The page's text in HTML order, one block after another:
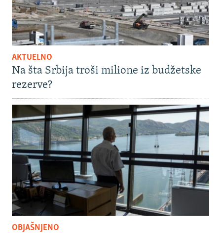
AKTUELNO
Na šta Srbija troši milione iz budžetske
rezerve?
OBJAŠNJENO